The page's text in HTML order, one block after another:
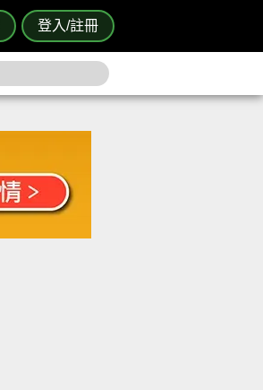
登入/註冊